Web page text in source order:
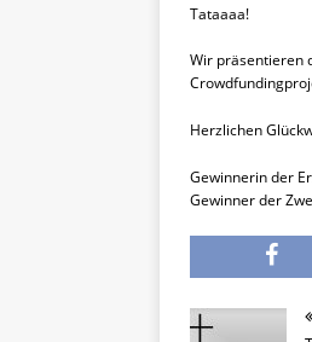
Tataaaa!
Wir präsentieren
Herzlichen
Gewinnerin der
Gewinner der